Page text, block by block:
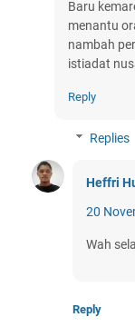
Baru
menantu
nambah
istiadat
Reply
Replies
Heffri
20
Wah
Reply